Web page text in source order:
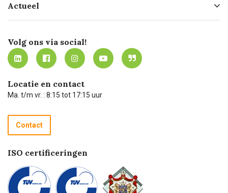
Missie
Werken bij Carel Lurvink
MVO
Bezorgen
Mijn Carel Lurvink
Mijn Carel Lurvink instructievideo's
Carel Lurvink App
Hulp op afstand
Technische dienst
Recycle programma
Betalen
Actueel
Innovation LAB
Tevreden klanten
Carel Lurvink Blog
Carel de podcast
Volg ons via social!
Locatie en contact
Ma. t/m vr. : 8:15 tot 17:15 uur
Contact
ISO certificeringen